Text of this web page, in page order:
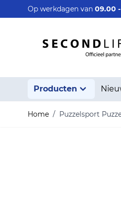
Ga naar de inhoud
Op werkdagen van 09.00 -
Producten
Home / Puzzelsport